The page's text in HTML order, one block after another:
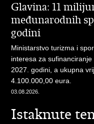
Glavina: 11
međunarodnih
godini
Ministarstvo turizma i
interesa za
2027. godini, a ukupna
4.100.000,00 eura.
03.08.2026.
Istaknute